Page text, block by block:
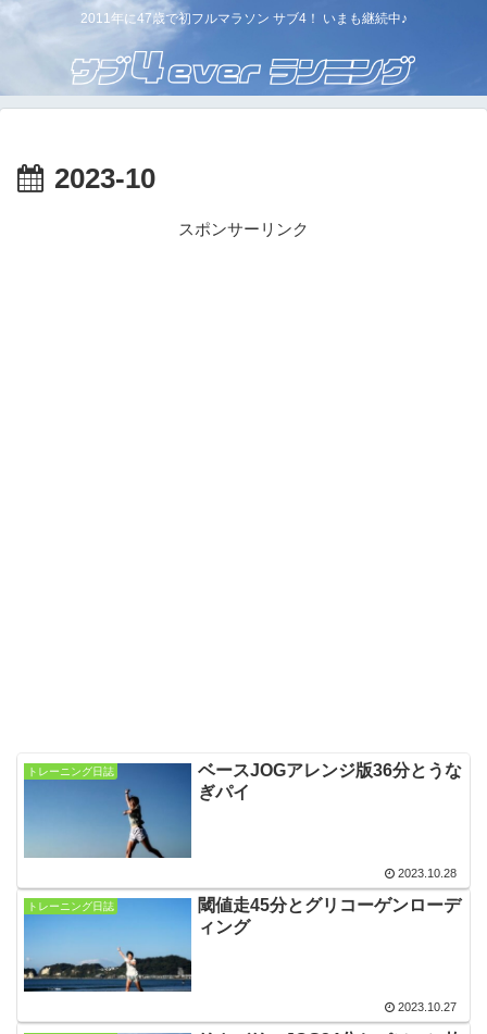
2011年に47歳で初フルマラソン サブ4！ いまも継続中♪
2023-10
スポンサーリンク
トレーニング日誌
ベースJOGアレンジ版36分とうな
ぎパイ
2023.10.28
トレーニング日誌
閾値走45分とグリコーゲンローデ
ィング
2023.10.27